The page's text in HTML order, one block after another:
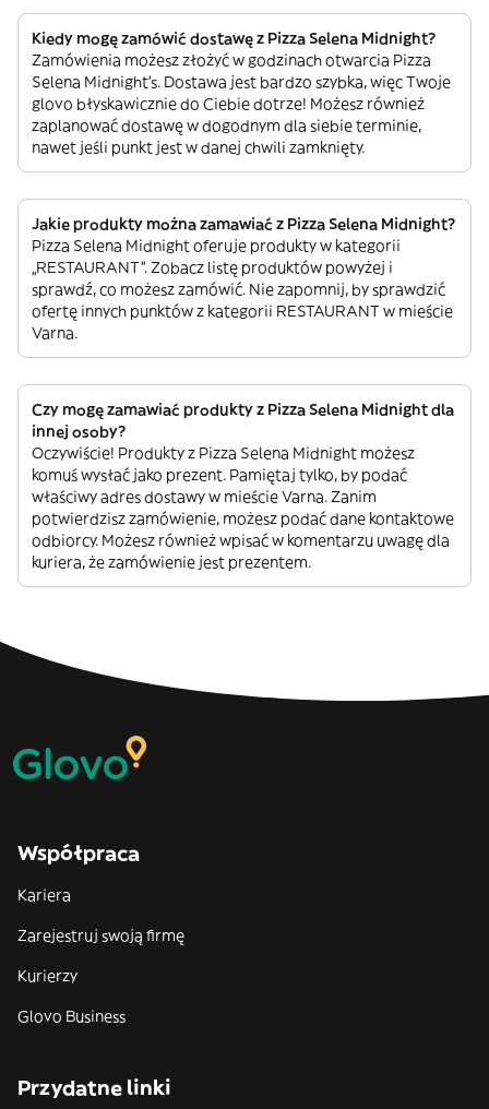
Kiedy mogę zamówić dostawę z Pizza Selena Midnight?
Zamówienia możesz złożyć w godzinach otwarcia Pizza
Selena Midnight’s. Dostawa jest bardzo szybka, więc Twoje
glovo błyskawicznie do Ciebie dotrze! Możesz również
zaplanować dostawę w dogodnym dla siebie terminie,
nawet jeśli punkt jest w danej chwili zamknięty.
Jakie produkty można zamawiać z Pizza Selena Midnight?
Pizza Selena Midnight oferuje produkty w kategorii
„RESTAURANT”. Zobacz listę produktów powyżej i
sprawdź, co możesz zamówić. Nie zapomnij, by sprawdzić
ofertę innych punktów z kategorii RESTAURANT w mieście
Varna.
Czy mogę zamawiać produkty z Pizza Selena Midnight dla
innej osoby?
Oczywiście! Produkty z Pizza Selena Midnight możesz
komuś wysłać jako prezent. Pamiętaj tylko, by podać
właściwy adres dostawy w mieście Varna. Zanim
potwierdzisz zamówienie, możesz podać dane kontaktowe
odbiorcy. Możesz również wpisać w komentarzu uwagę dla
kuriera, że zamówienie jest prezentem.
Współpraca
Kariera
Zarejestruj swoją firmę
Kurierzy
Glovo Business
Przydatne linki